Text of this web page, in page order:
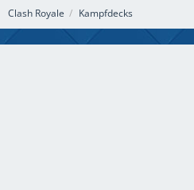
Clash Royale Kampfdecks